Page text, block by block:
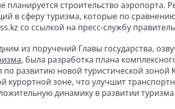
планируется строительство аэропорта.
в сферу туризма, которые по
со ссылкой на пресс-службу
из поручений Главы государства,
, была разработка плана
по развитию новой туристической зоной
курортной зоне, что улучшит
динамику в развитии